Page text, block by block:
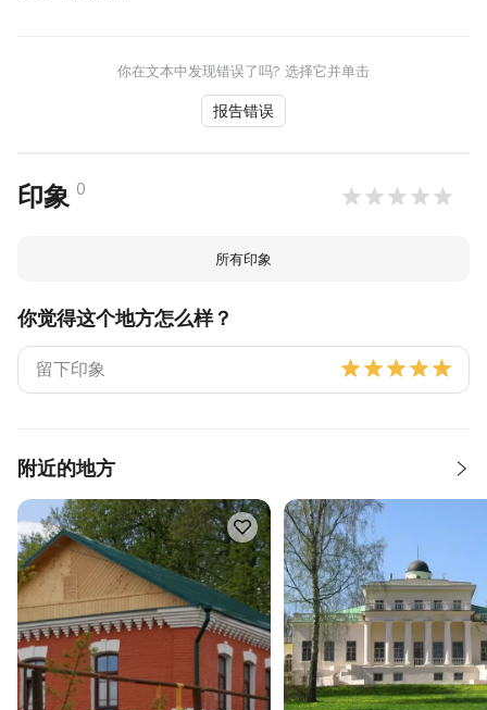
你在文本中发现错误了吗? 选择它并单击
报告错误
印象 0
所有印象
你觉得这个地方怎么样？
附近的地方